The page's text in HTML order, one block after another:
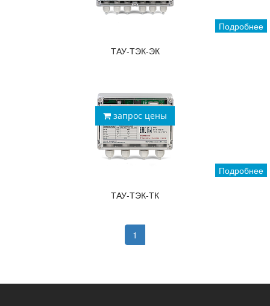
Подробнее
ТАУ-ТЭК-ЭК
запрос цены
Подробнее
ТАУ-ТЭК-ТК
1